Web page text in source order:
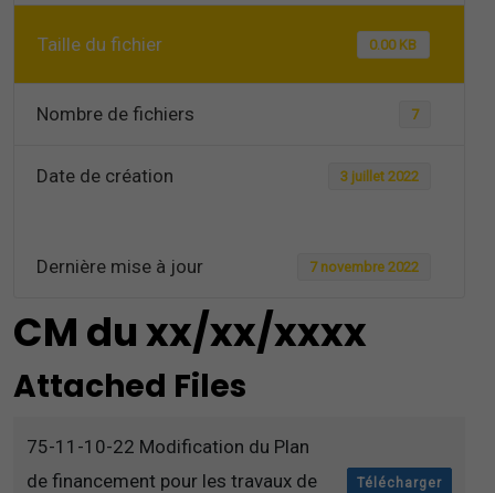
Taille du fichier 0.00 KB
Nombre de fichiers 7
Date de création 3 juillet 2022
Dernière mise à jour 7 novembre 2022
CM du xx/xx/xxxx
Attached Files
75-11-10-22 Modification du Plan
de financement pour les travaux de
Télécharger